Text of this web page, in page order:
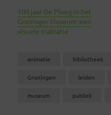
100 jaar De Ploeg in het
Groninger Museum: een
visuele traktatie
animatie bibliotheek
Groningen leiden
museum publiek